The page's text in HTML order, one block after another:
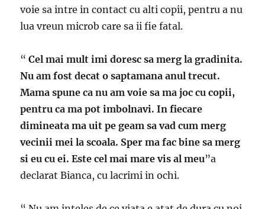
voie sa intre in contact cu alti copii, pentru a nu
lua vreun microb care sa ii fie fatal.
“ Cel mai mult imi doresc sa merg la gradinita.
Nu am fost decat o saptamana anul trecut.
Mama spune ca nu am voie sa ma joc cu copii,
pentru ca ma pot imbolnavi. In fiecare
dimineata ma uit pe geam sa vad cum merg
vecinii mei la scoala. Sper ma fac bine sa merg
si eu cu ei. Este cel mai mare vis al meu”a
declarat Bianca, cu lacrimi in ochi.